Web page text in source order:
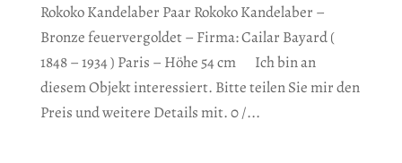
Rokoko Kandelaber Paar Rokoko Kandelaber –
Bronze feuervergoldet – Firma: Cailar Bayard (
1848 – 1934 ) Paris – Höhe 54 cm Ich bin an
diesem Objekt interessiert. Bitte teilen Sie mir den
Preis und weitere Details mit. 0 /...